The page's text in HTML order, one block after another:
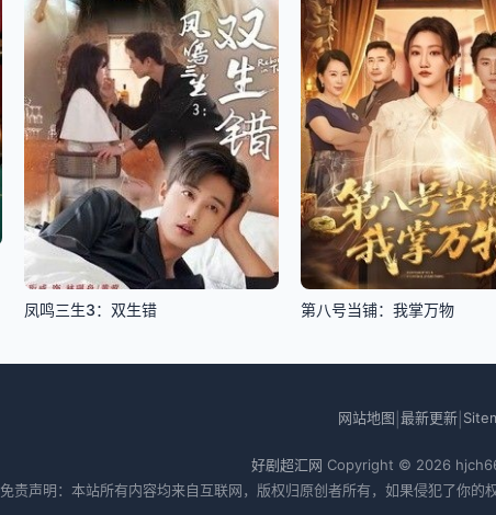
凤鸣三生3：双生错 第八号当铺：我掌万物
网站地图 最新更新
好剧超汇网 Copyright © 2026
免责声明：本站所有内容均来自互联网，版权归原创者所有，如果侵犯了你的